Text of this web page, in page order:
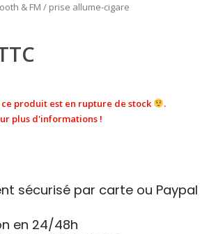
& FM / prise allume-cigare
produit est en rupture de stock
.
plus d'informations !
sécurisé par carte ou Paypal
en 24/48h